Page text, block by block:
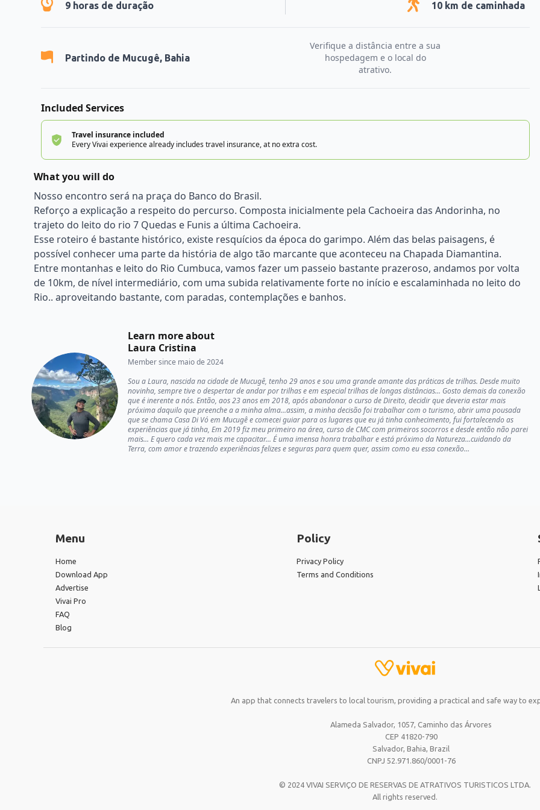
What you will do
Nosso encontro será na praça do Banco do Brasil.
Reforço a explicação a respeito do percurso. Composta inicialmente pela Cachoeira das Andorinha, no
trajeto do leito do rio 7 Quedas e Funis a última Cachoeira.
Esse roteiro é bastante histórico, existe resquícios da época do garimpo. Além das belas paisagens, é
possível conhecer uma parte da história de algo tão marcante que aconteceu na Chapada Diamantina.
Entre montanhas e leito do Rio Cumbuca, vamos fazer um passeio bastante prazeroso, andamos por volta
de 10km, de nível intermediário, com uma subida relativamente forte no início e escalaminhada no leito do
Rio.. aproveitando bastante, com paradas, contemplações e banhos.
9 horas de duração 10 km de caminhada
Partindo de Mucugê, Bahia
Verifique a distância entre a sua
hospedagem e o local do
atrativo.
Included Services
Travel insurance included
Every Vivai experience already includes travel insurance, at no extra cost.
Learn more about
Laura Cristina
Member since maio de 2024
Sou a Laura, nascida na cidade de Mucugê, tenho 29 anos e sou uma grande amante das práticas de trilhas. Desde muito
novinha, sempre tive o despertar de andar por trilhas e em especial trilhas de longas distâncias... Gosto demais da conexão
que é inerente a nós. Então, aos 23 anos em 2018, após abandonar o curso de Direito, decidir que deveria estar mais
próxima daquilo que preenche a a minha alma...assim, a minha decisão foi trabalhar com o turismo, abrir uma pousada
que se chama Casa Di Vó em Mucugê e comecei guiar para os lugares que eu já tinha conhecimento, fui fortalecendo as
experiências que já tinha, Em 2019 fiz meu primeiro na área, curso de CMC com primeiros socorros e desde então não parei
mais... E quero cada vez mais me capacitar... É uma imensa honra trabalhar e está próximo da Natureza...cuidando da
Terra, com amor e trazendo experiências felizes e seguras para quem quer, assim como eu essa conexão…
Menu
Home
Download App
Advertise
Vivai Pro
FAQ
Blog
Policy
Privacy Policy
Terms and Conditions
An app that connects travelers to local tourism, providing a practical and safe way to
Alameda Salvador, 1057, Caminho das Árvores
CEP 41820-790
Salvador, Bahia, Brazil
CNPJ 52.971.860/0001-76
© 2024 VIVAI SERVIÇO DE RESERVAS DE ATRATIVOS TURISTICOS LTDA.
All rights reserved.